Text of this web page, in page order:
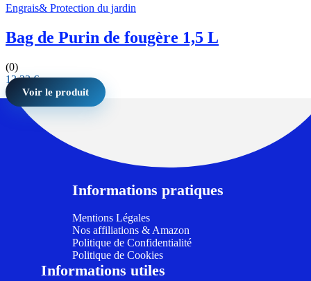
Engrais& Protection du jardin
Bag de Purin de fougère 1,5 L
(0)
13,33€
Voir le produit
Informations pratiques
Mentions Légales
Nos affiliations & Amazon
Politique de Confidentialité
Politique de Cookies
Informations utiles